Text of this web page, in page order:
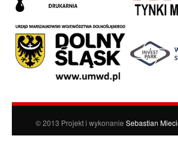
© 2013 Projekt i wykonanie Sebastian